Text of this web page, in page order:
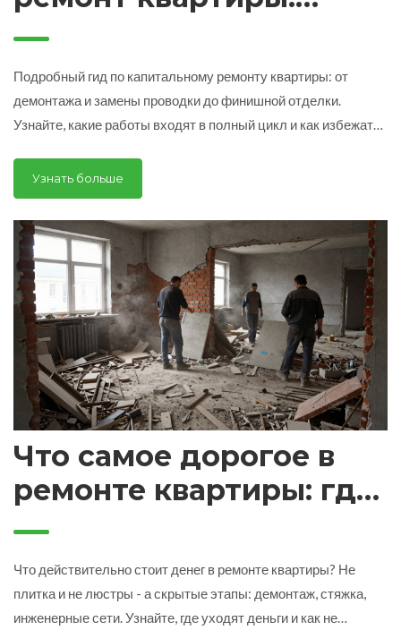
полный список работ и
этапы
Подробный гид по капитальному ремонту квартиры: от
демонтажа и замены проводки до финишной отделки.
Узнайте, какие работы входят в полный цикл и как избежать
Узнать больше
Что самое дорогое в
ремонте квартиры: где
действительно уходят
деньги
Что действительно стоит денег в ремонте квартиры? Не
плитка и не люстры - а скрытые этапы: демонтаж, стяжка,
инженерные сети. Узнайте, где уходят деньги и как не